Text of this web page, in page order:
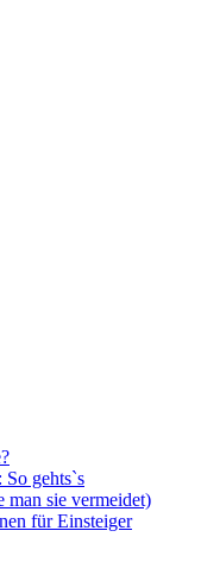
gehts`s
sie vermeidet)
für Einsteiger